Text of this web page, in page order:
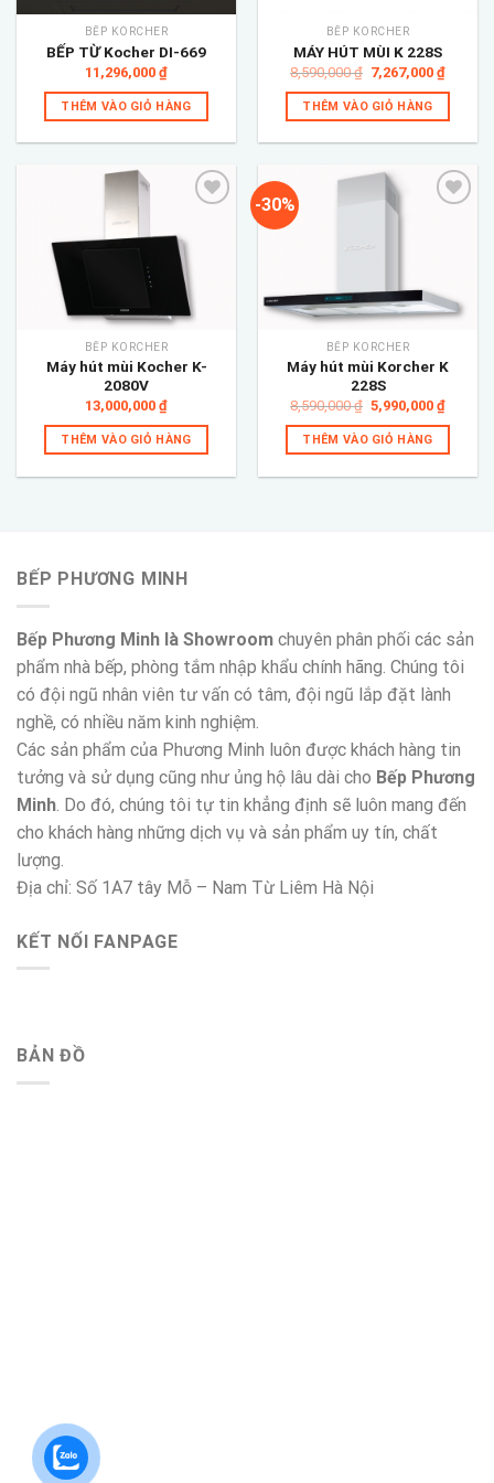
BẾP KORCHER
BẾP TỪ Kocher DI-669
11,296,000 ₫
THÊM VÀO GIỎ HÀNG
BẾP KORCHER
MÁY HÚT MÙI K 228S
8,590,000₫ Giá
gốc
là:
8,590,000 ₫.
7,267,000 ₫Giá
hiện
tại
THÊM VÀO GIỎ HÀNG
wishlist
BẾP KORCHER
Máy hút mùi Kocher K-
2080V
13,000,000 ₫
THÊM VÀO GIỎ HÀNG
-30%
BẾP KORCHER
Máy hút mùi Korcher K
228S
8,590,000₫ Giá
gốc
là:
8,590,000 ₫.
5,990,000 ₫Giá
hiện
tại
THÊM VÀO GIỎ HÀNG
BẾP PHƯƠNG MINH
Bếp Phương Minh là Showroom chuyên phân phối các sản
phẩm nhà bếp, phòng tắm nhập khẩu chính hãng. Chúng tôi
có đội ngũ nhân viên tư vấn có tâm, đội ngũ lắp đặt lành
nghề, có nhiều năm kinh nghiệm.
Các sản phẩm của Phương Minh luôn được khách hàng tin
tưởng và sử dụng cũng như ủng hộ lâu dài cho Bếp Phương
Minh . Do đó, chúng tôi tự tin khẳng định sẽ luôn mang đến
cho khách hàng những dịch vụ và sản phẩm uy tín, chất
lượng.
Địa chỉ: Số 1A7 tây Mỗ – Nam Từ Liêm Hà Nội
KẾT NỐI FANPAGE
BẢN ĐỒ